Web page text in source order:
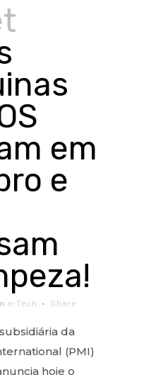
em
e
e-Tech Share
da
(PMI)
hoje o